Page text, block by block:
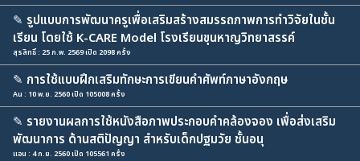
✎ รูปแบบการพัฒนาครูเพื่อเสริมสร้างสมรรถภาพการทำวิจัยในชั้น
เรียน โดยใช้ K-CARE Model โรงเรียนขุนหาญวิทยาสรรค์
สุรสิทธิ์ : 25 ก.พ. 2569 เปิด 2098 ครั้ง
✎ การใช้แบบฝึกเสริมทักษะการเขียนคำศัพท์ภาษาอังกฤษ
Au : 10 พ.ย. 2560 เปิด 105008 ครั้ง
✎ รายงานผลการใช้หนังสือภาพประกอบคำคล้องจอง เพื่อส่งเสริม
พัฒนาการ ด้านสติปัญญา สำหรับเด็กปฐมวัย ชั้นอนุ
แอน : 4 ก.ย. 2560 เปิด 105561 ครั้ง